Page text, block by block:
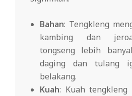
Bahan: Tengkleng
kambing dan
tongseng lebih
daging dan tulang
belakang.
Kuah: Kuah